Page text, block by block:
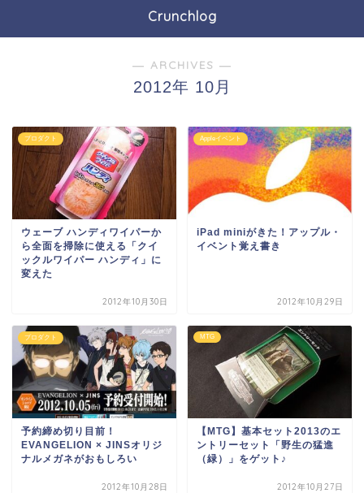
Crunchlog
― ARCHIVES ―
2012年 10月
プロダクト
ウェーブ ハンディワイパーか
ら全面を掃除に使える「クイ
ックルワイパー ハンディ」に
変えた
2012年10月30日
Appleイベント
iPad miniがきた！アップル・
イベント覚え書き
2012年10月29日
プロダクト
予約締め切り目前！
EVANGELION × JINSオリジ
ナルメガネがおもしろい
2012年10月28日
MTG
【MTG】基本セット2013のエ
ントリーセット「野生の猛進
（緑）」をゲット♪
2012年10月27日